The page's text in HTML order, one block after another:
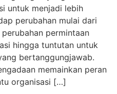
untuk menjadi lebih
perubahan mulai dari
permintaan
hingga tuntutan untuk
bertanggungjawab.
memainkan peran
organisasi […]